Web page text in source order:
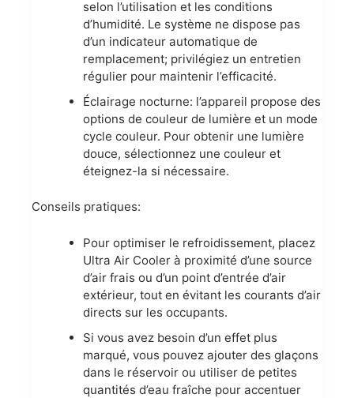
selon l’utilisation et les conditions
d’humidité. Le système ne dispose pas
d’un indicateur automatique de
remplacement; privilégiez un entretien
régulier pour maintenir l’efficacité.
Éclairage nocturne: l’appareil propose des
options de couleur de lumière et un mode
cycle couleur. Pour obtenir une lumière
douce, sélectionnez une couleur et
éteignez-la si nécessaire.
Conseils pratiques:
Pour optimiser le refroidissement, placez
Ultra Air Cooler à proximité d’une source
d’air frais ou d’un point d’entrée d’air
extérieur, tout en évitant les courants d’air
directs sur les occupants.
Si vous avez besoin d’un effet plus
marqué, vous pouvez ajouter des glaçons
dans le réservoir ou utiliser de petites
quantités d’eau fraîche pour accentuer